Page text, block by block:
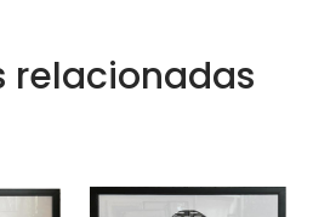
relacionadas